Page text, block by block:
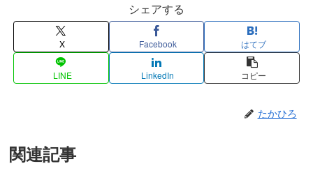
シェアする
X Facebook はてブ
LINE LinkedIn コピー
たかひろ
関連記事